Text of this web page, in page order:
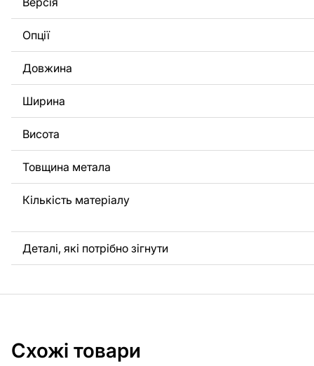
потрібно, щоб ми виконали індивідуальне креслення
вас, будь ласка, зв'яжіться з нами.
Якщо у вас залишилися питання або вам потрібна
нами в будь-який час, ми завжди готові допомогти.
Опції
Довжина
Ширина
Висота
Товщина метала
Кількість матеріалу
Деталі, які потрібно зігнути
Схожі товари